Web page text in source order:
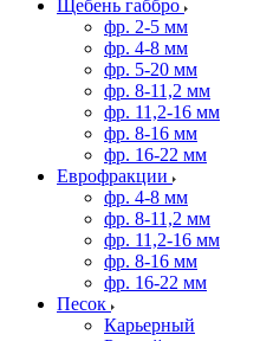
Щебень габбро
фр. 2-5 мм
фр. 4-8 мм
фр. 5-20 мм
фр. 8-11,2 мм
фр. 11,2-16 мм
фр. 8-16 мм
фр. 16-22 мм
Еврофракции
фр. 4-8 мм
фр. 8-11,2 мм
фр. 11,2-16 мм
фр. 8-16 мм
фр. 16-22 мм
Песок
Карьерный